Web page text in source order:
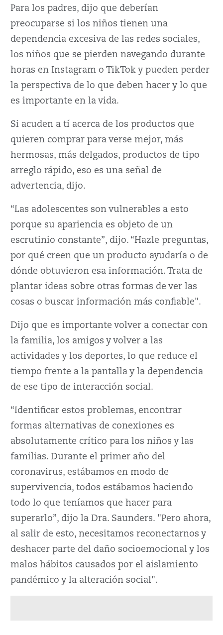
Para los padres, dijo que deberían
preocuparse si los niños tienen una
dependencia excesiva de las redes sociales,
los niños que se pierden navegando durante
horas en Instagram o TikTok y pueden perder
la perspectiva de lo que deben hacer y lo que
es importante en la vida.
Si acuden a tí acerca de los productos que
quieren comprar para verse mejor, más
hermosas, más delgados, productos de tipo
arreglo rápido, eso es una señal de
advertencia, dijo.
“Las adolescentes son vulnerables a esto
porque su apariencia es objeto de un
escrutinio constante”, dijo. “Hazle preguntas,
por qué creen que un producto ayudaría o de
dónde obtuvieron esa información. Trata de
plantar ideas sobre otras formas de ver las
cosas o buscar información más confiable".
Dijo que es importante volver a conectar con
la familia, los amigos y volver a las
actividades y los deportes, lo que reduce el
tiempo frente a la pantalla y la dependencia
de ese tipo de interacción social.
“Identificar estos problemas, encontrar
formas alternativas de conexiones es
absolutamente crítico para los niños y las
familias. Durante el primer año del
coronavirus, estábamos en modo de
supervivencia, todos estábamos haciendo
todo lo que teníamos que hacer para
superarlo”, dijo la Dra. Saunders. "Pero ahora,
al salir de esto, necesitamos reconectarnos y
deshacer parte del daño socioemocional y los
malos hábitos causados por el aislamiento
pandémico y la alteración social".